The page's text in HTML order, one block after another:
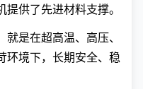
供了先进材料支撑。
是在超高温、高压、
环境下，长期安全、稳